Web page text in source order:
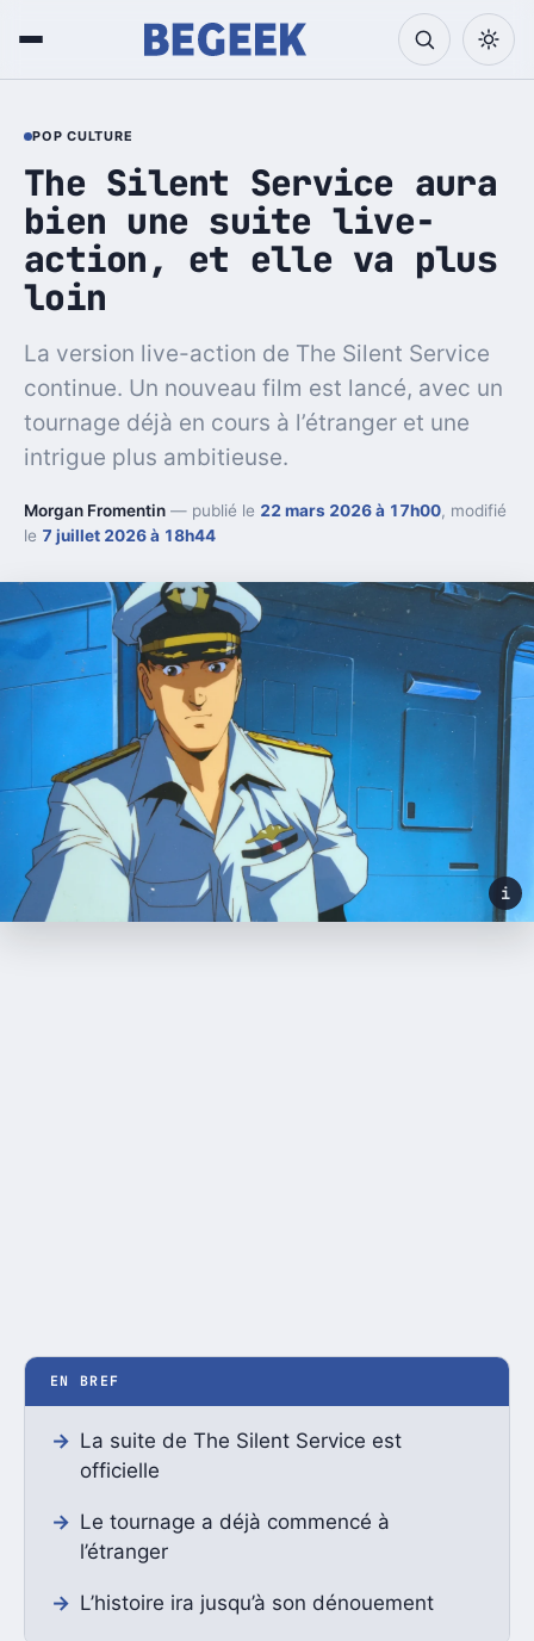
POP CULTURE
The Silent Service aura
bien une suite live-
action, et elle va plus
loin
La version live-action de The Silent Service
continue. Un nouveau film est lancé, avec un
tournage déjà en cours à l’étranger et une
intrigue plus ambitieuse.
Morgan Fromentin — publié le 22 mars 2026 à 17h00, modifié
le 7 juillet 2026 à 18h44
i
EN BREF
La suite de The Silent Service est
officielle
Le tournage a déjà commencé à
l’étranger
L’histoire ira jusqu’à son dénouement